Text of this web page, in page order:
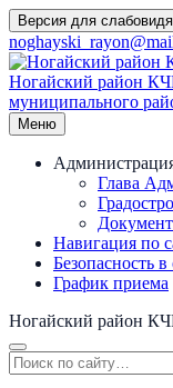
Перейти
к
содержимому
Версия для
Ногайский район
муниципального
Меню
Глава
Навигация по
Безопасность в
График приема
Ногайский район